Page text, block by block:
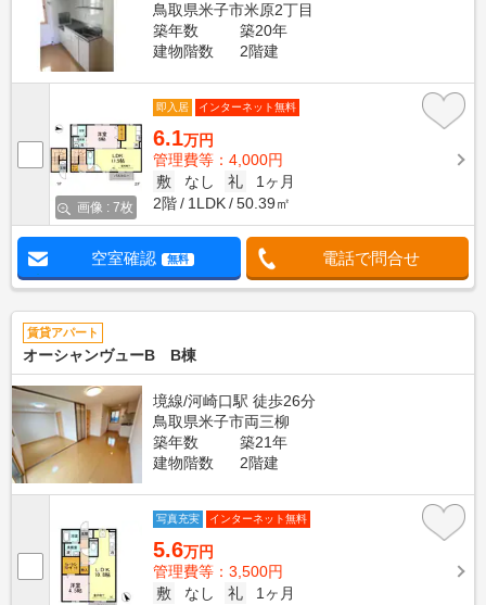
鳥取県米子市米原2丁目
築年数
築20年
建物階数
2階建
画像 : 7枚
即入居 インターネット無料
6.1万円
管理費等：4,000円
敷
なし 礼
1ヶ月
2階
1LDK 50.39㎡
空室確認 無料 電話で問合せ
賃貸アパート
オーシャンヴューB B棟
境線/河崎口駅 徒歩26分
鳥取県米子市両三柳
築年数
築21年
建物階数
2階建
写真充実 インターネット無料
5.6万円
管理費等：3,500円
敷
なし 礼
1ヶ月